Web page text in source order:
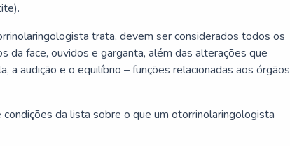
trata, devem ser considerados todos os
da face, ouvidos e garganta, além das alterações que
a audição e o equilíbrio – funções relacionadas aos órgãos
da lista sobre o que um otorrinolaringologista